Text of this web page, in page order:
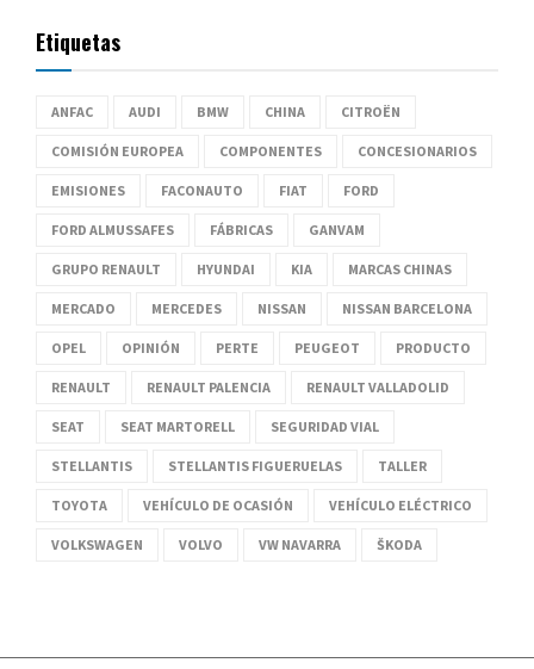
Etiquetas
ANFAC AUDI BMW CHINA CITROËN
COMISIÓN EUROPEA COMPONENTES CONCESIONARIOS
EMISIONES FACONAUTO FIAT FORD
FORD ALMUSSAFES FÁBRICAS GANVAM
GRUPO RENAULT HYUNDAI KIA MARCAS CHINAS
MERCADO MERCEDES NISSAN NISSAN BARCELONA
OPEL OPINIÓN PERTE PEUGEOT PRODUCTO
RENAULT RENAULT PALENCIA RENAULT VALLADOLID
SEAT SEAT MARTORELL SEGURIDAD VIAL
STELLANTIS STELLANTIS FIGUERUELAS TALLER
TOYOTA VEHÍCULO DE OCASIÓN VEHÍCULO ELÉCTRICO
VOLKSWAGEN VOLVO VW NAVARRA ŠKODA